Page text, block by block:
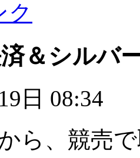
ク
＆シルバ
日 08:34
ら、競売